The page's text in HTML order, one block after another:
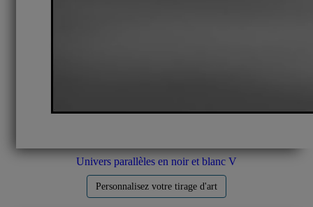
Univers parallèles en noir et blanc V
Personnalisez votre tirage d'art